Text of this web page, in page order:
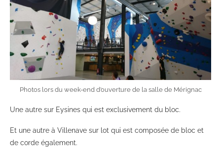
Photos lors du week-end d’ouverture de la salle de Mérignac
Une autre sur Eysines qui est exclusivement du bloc.
Et une autre à Villenave sur lot qui est composée de bloc et
de corde également.